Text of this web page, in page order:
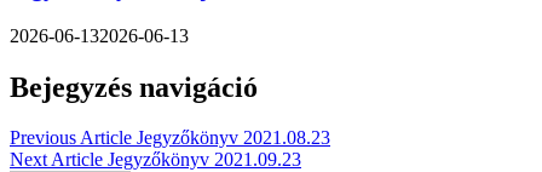
2026-06-132026-06-13
Bejegyzés navigáció
Previous Article Jegyzőkönyv 2021.08.23
Next Article Jegyzőkönyv 2021.09.23